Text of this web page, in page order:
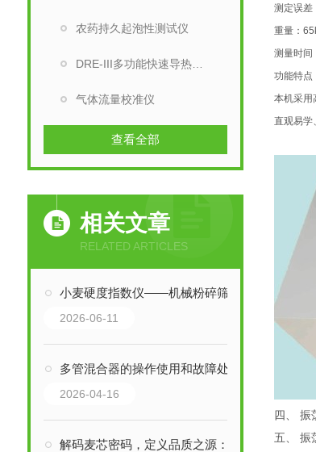
农药持久起泡性测试仪
DRE-III多功能快速导热系数测试仪
气体流量校准仪
查看全部
相关文章
RELATED ARTICLES
小麦硬度指数仪——机械粉碎筛分原理与小麦品质检测及制粉工艺应用
2026-06-11
多管混合器的操作使用和故障处理
2026-04-16
解码麦芯密码，定义品质之源：小麦硬度指数仪，精准掌控加工基因
测定
重量
测量时间
功能特点
本机采用
直观易学
四、 振
五、 振